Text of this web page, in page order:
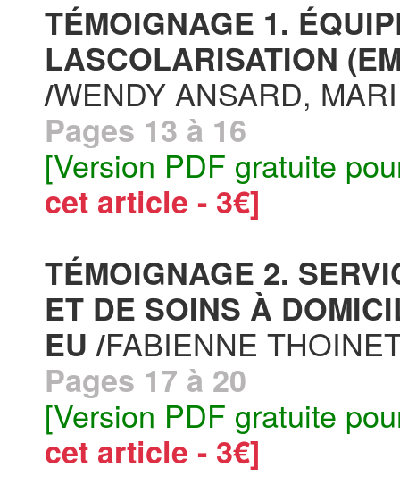
TÉMOIGNAGE 1.
LASCOLARISATION
/WENDY ANSARD,
Pages 13 à 16
[Version PDF gratuite
cet article - 3€]
TÉMOIGNAGE 2.
ET DE SOINS À
EU /FABIENNE
Pages 17 à 20
[Version PDF gratuite
cet article - 3€]